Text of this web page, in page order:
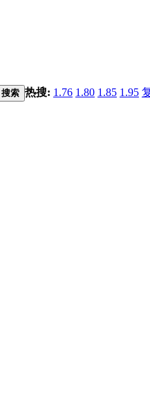
搜索 热搜: 1.76 1.80 1.85 1.95